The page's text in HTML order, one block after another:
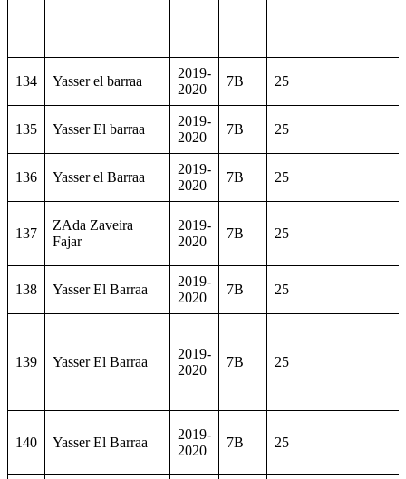
134 Yasser el barraa
2019-
2020
7B 25
135 Yasser El barraa
2019-
2020
7B 25
136 Yasser el Barraa
2019-
2020
7B 25
137
ZAda Zaveira
Fajar
2019-
2020
7B 25
138 Yasser El Barraa
2019-
2020
7B 25
139 Yasser El Barraa
2019-
2020
7B 25
140 Yasser El Barraa
2019-
2020
7B 25